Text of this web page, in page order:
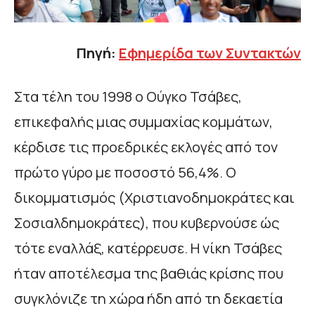
Πηγή: Εφημερίδα των Συντακτών
Στα τέλη του 1998 ο Ούγκο Τσάβες,
επικεφαλής μιας συμμαχίας κομμάτων,
κέρδισε τις προεδρικές εκλογές από τον
πρώτο γύρο με ποσοστό 56,4%. Ο
δικομματισμός (Χριστιανοδημοκράτες και
Σοσιαλδημοκράτες), που κυβερνούσε ώς
τότε εναλλάξ, κατέρρευσε. Η νίκη Τσάβες
ήταν αποτέλεσμα της βαθιάς κρίσης που
συγκλόνιζε τη χώρα ήδη από τη δεκαετία